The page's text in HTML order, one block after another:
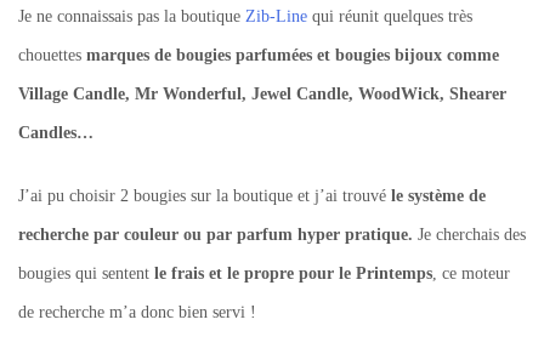
Je ne connaissais pas la boutique Zib-Line qui réunit quelques très
chouettes marques de bougies parfumées et bougies bijoux comme
Village Candle, Mr Wonderful, Jewel Candle, WoodWick, Shearer
Candles…
J’ai pu choisir 2 bougies sur la boutique et j’ai trouvé le système de
recherche par couleur ou par parfum hyper pratique. Je cherchais des
bougies qui sentent le frais et le propre pour le Printemps , ce moteur
de recherche m’a donc bien servi !